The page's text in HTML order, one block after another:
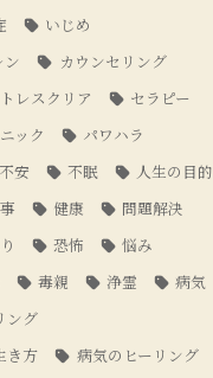
いじめ
ン
カウンセリング
レスクリア
セラピー
ック
パワハラ
不安 不眠
人生の目的
健康
問題解決
恐怖
悩み
毒親 浄霊
病気
ング
き方
病気のヒーリング